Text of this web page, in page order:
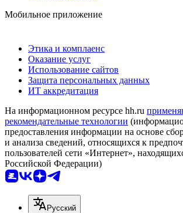
Мобильное приложение
Этика и комплаенс
Оказание услуг
Использование сайтов
Защита персональных данных
ИТ аккредитация
На информационном ресурсе hh.ru
рекомендательные технологии
предоставления информации на основе
и анализа сведений, относящихся к
пользователей сети «Интернет»,
Российской Федерации)
Русский